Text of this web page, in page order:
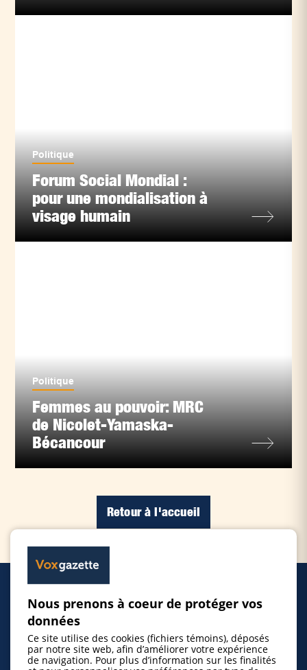
Politique
Forum Social Mondial :
pour une mondialisation à
visage humain
Politique
Femmes au pouvoir: MRC
de Nicolet-Yamaska-
Bécancour
Retour à l'accueil
Inscrire un événement
Nous prenons à coeur de protéger vos
données
Ce site utilise des cookies (fichiers témoins), déposés
par notre site web, afin d’améliorer votre expérience
de navigation. Pour plus d’information sur les finalités